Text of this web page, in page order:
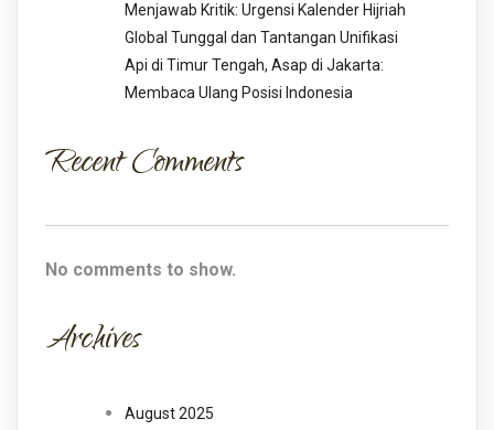
Menjawab Kritik: Urgensi Kalender Hijriah
Global Tunggal dan Tantangan Unifikasi
Api di Timur Tengah, Asap di Jakarta:
Membaca Ulang Posisi Indonesia
Recent Comments
No comments to show.
Archives
August 2025